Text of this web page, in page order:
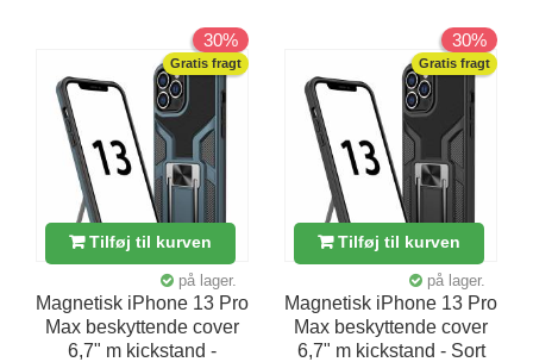
30%
Gratis fragt
Tilføj til kurven
på lager.
Magnetisk iPhone 13 Pro
Max beskyttende cover
6,7" m kickstand -
30%
Gratis fragt
Tilføj til kurven
på lager.
Magnetisk iPhone 13 Pro
Max beskyttende cover
6,7" m kickstand - Sort